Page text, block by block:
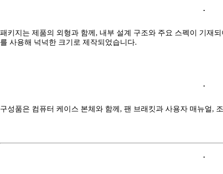
패키지는 제품의 외형과 함께, 내부 설계 구조와 주요 스펙이 기재
를 사용해 넉넉한 크기로 제작되었습니다.
구성품은 컴퓨터 케이스 본체와 함께, 팬 브래킷과 사용자 매뉴얼,